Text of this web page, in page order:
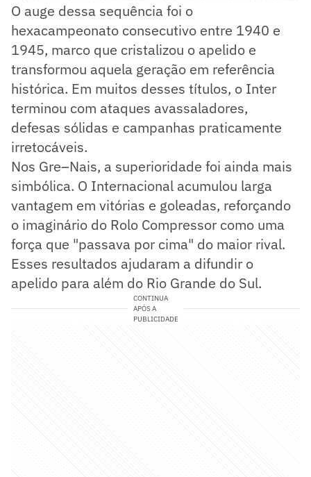
O auge dessa sequência foi o
hexacampeonato consecutivo entre 1940 e
1945, marco que cristalizou o apelido e
transformou aquela geração em referência
histórica. Em muitos desses títulos, o Inter
terminou com ataques avassaladores,
defesas sólidas e campanhas praticamente
irretocáveis.
Nos Gre–Nais, a superioridade foi ainda mais
simbólica. O Internacional acumulou larga
vantagem em vitórias e goleadas, reforçando
o imaginário do Rolo Compressor como uma
força que "passava por cima" do maior rival.
Esses resultados ajudaram a difundir o
apelido para além do Rio Grande do Sul.
CONTINUA
APÓS A
PUBLICIDADE